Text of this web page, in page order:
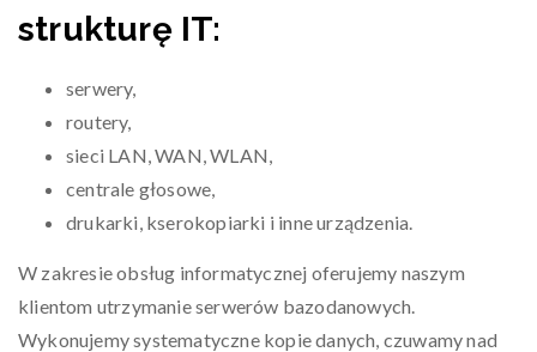
strukturę IT:
serwery,
routery,
sieci LAN, WAN, WLAN,
centrale głosowe,
drukarki, kserokopiarki i inne urządzenia.
W zakresie obsług informatycznej oferujemy naszym
klientom utrzymanie serwerów bazodanowych.
Wykonujemy systematyczne kopie danych, czuwamy nad